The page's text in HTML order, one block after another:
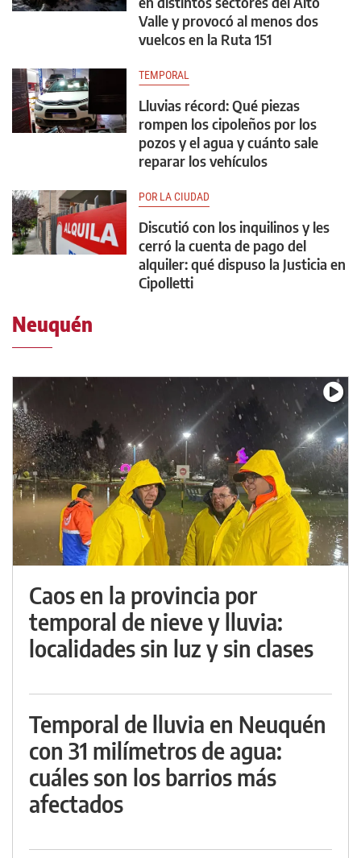
Valle y provocó al menos dos
vuelcos en la Ruta 151
TEMPORAL
Lluvias récord: Qué piezas
rompen los cipoleños por los
pozos y el agua y cuánto sale
reparar los vehículos
POR LA CIUDAD
Discutió con los inquilinos y les
cerró la cuenta de pago del
alquiler: qué dispuso la Justicia en
Cipolletti
Neuquén
Caos en la provincia por
temporal de nieve y lluvia:
localidades sin luz y sin clases
Temporal de lluvia en Neuquén
con 31 milímetros de agua:
cuáles son los barrios más
afectados